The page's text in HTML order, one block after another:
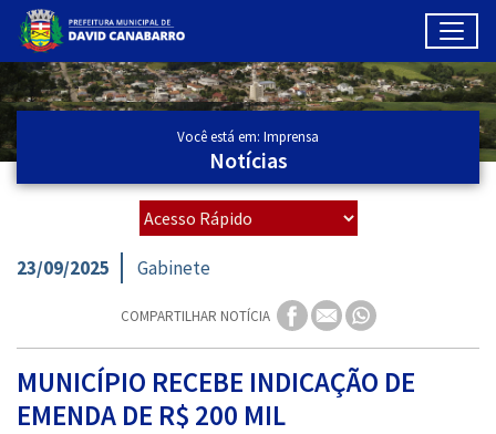
Ir para conteúdo principal
Conteúdo Principal
Você está em: Imprensa
Notícias
23/09/2025 Gabinete
COMPARTILHAR NOTÍCIA
MUNICÍPIO RECEBE INDICAÇÃO DE
EMENDA DE R$ 200 MIL